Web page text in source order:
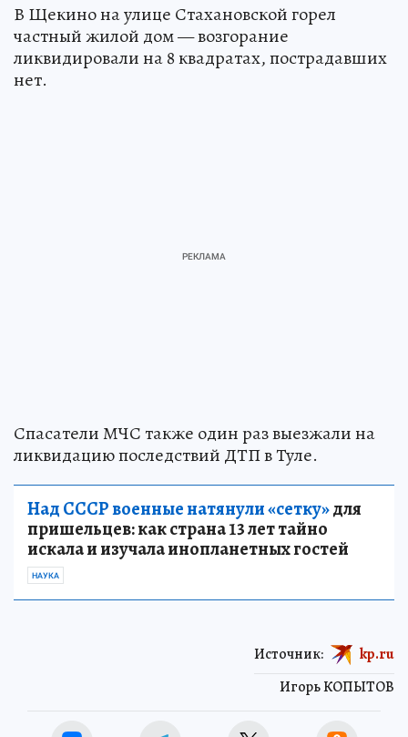
В Щекино на улице Стахановской горел
частный жилой дом — возгорание
ликвидировали на 8 квадратах, пострадавших
нет.
Спасатели МЧС также один раз выезжали на
ликвидацию последствий ДТП в Туле.
Над СССР военные натянули «сетку»для
пришельцев: как страна 13 лет тайно
искала и изучала инопланетных гостей
НАУКА
Игорь КОПЫТОВ
Источник: kp.ru